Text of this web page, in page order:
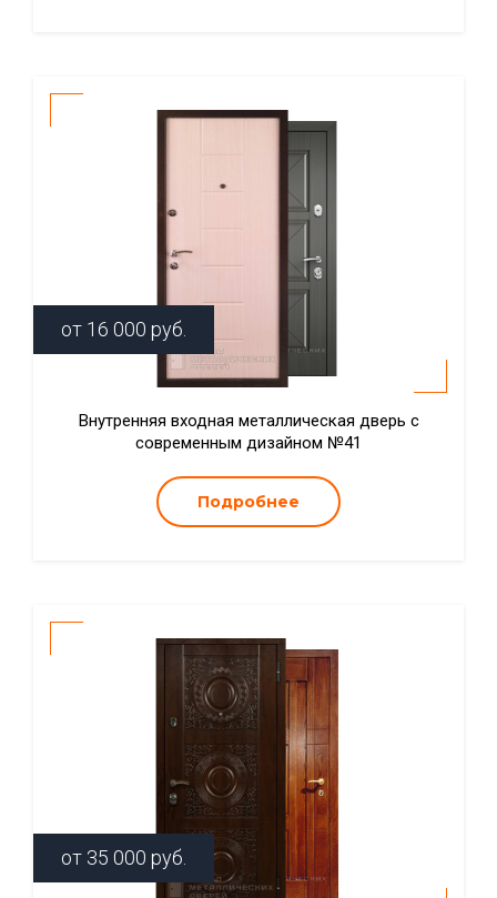
от 16 000 руб.
Внутренняя входная металлическая дверь с
современным дизайном №41
Подробнее
от 35 000 руб.